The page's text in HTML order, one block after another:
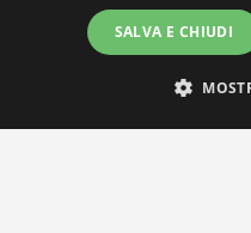
SALVA E CHIUDI